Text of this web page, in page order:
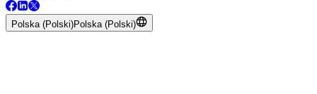
Polska (Polski)Polska (Polski)